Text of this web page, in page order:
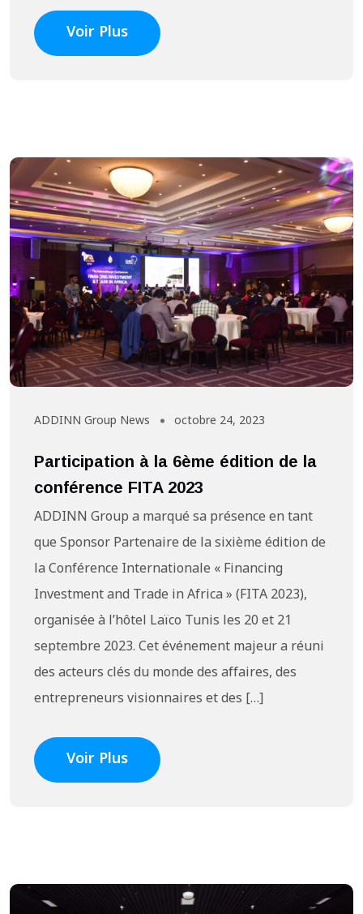
Voir Plus
ADDINN Group News octobre 24, 2023
Participation à la 6ème édition de la
conférence FITA 2023
ADDINN Group a marqué sa présence en tant
que Sponsor Partenaire de la sixième édition de
la Conférence Internationale « Financing
Investment and Trade in Africa » (FITA 2023),
organisée à l’hôtel Laïco Tunis les 20 et 21
septembre 2023. Cet événement majeur a réuni
des acteurs clés du monde des affaires, des
entrepreneurs visionnaires et des […]
Voir Plus